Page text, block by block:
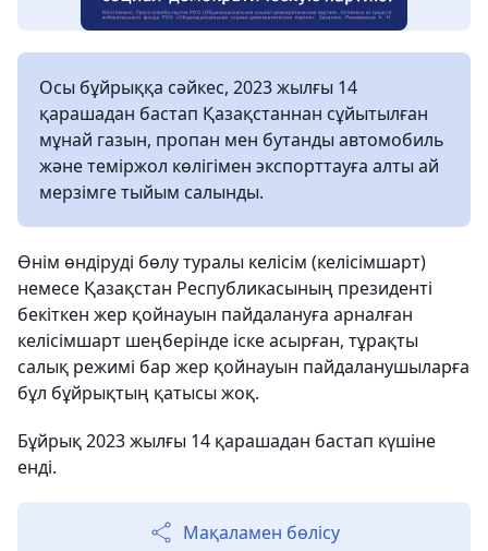
Осы бұйрыққа сәйкес, 2023 жылғы 14
қарашадан бастап Қазақстаннан сұйытылған
мұнай газын, пропан мен бутанды автомобиль
және теміржол көлігімен экспорттауға алты ай
мерзімге тыйым салынды.
Өнім өндіруді бөлу туралы келісім (келісімшарт)
немесе Қазақстан Республикасының президенті
бекіткен жер қойнауын пайдалануға арналған
келісімшарт шеңберінде іске асырған, тұрақты
салық режимі бар жер қойнауын пайдаланушыларға
бұл бұйрықтың қатысы жоқ.
Бұйрық 2023 жылғы 14 қарашадан бастап күшіне
енді.
Мақаламен бөлісу